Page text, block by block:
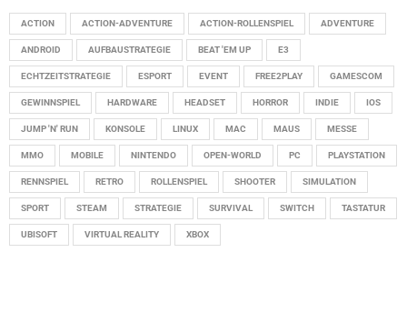
ACTION ACTION-ADVENTURE ACTION-ROLLENSPIEL ADVENTURE
ANDROID AUFBAUSTRATEGIE BEAT 'EM UP E3
ECHTZEITSTRATEGIE ESPORT EVENT FREE2PLAY GAMESCOM
GEWINNSPIEL HARDWARE HEADSET HORROR INDIE IOS
JUMP 'N' RUN KONSOLE LINUX MAC MAUS MESSE
MMO MOBILE NINTENDO OPEN-WORLD PC PLAYSTATION
RENNSPIEL RETRO ROLLENSPIEL SHOOTER SIMULATION
SPORT STEAM STRATEGIE SURVIVAL SWITCH TASTATUR
UBISOFT VIRTUAL REALITY XBOX